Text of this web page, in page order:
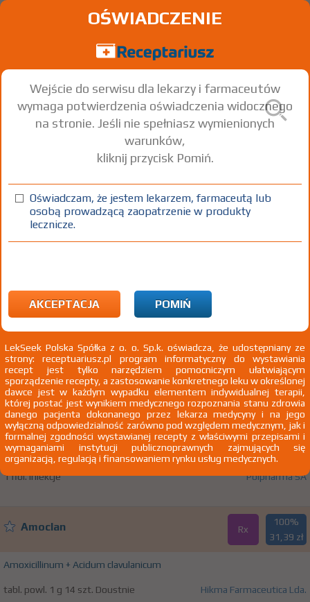
Znaleziono wyników:
H67 Zapalenie ucha środkowego w przebiegu chorób
sklasyfikowanych gdzie indziej
H67.0 Zapalenie ucha środkowego w przebiegu
chorób bakteryjnych sklasyfikowanych gdzie indziej
Biofazolin® Rx
100%
5,06 zł
Cefazolinum
inj. dom./doż. [prosz. do przyg. roztw.] 1 g
1 fiol. Iniekcje
Zakłady Farmaceutyczne
Polpharma SA
Amoclan Rx
100%
31,39 zł
Amoxicillinum + Acidum clavulanicum
tabl. powl. 1 g 14 szt. Doustnie Hikma Farmaceutica Lda.
OŚWIADCZENIE
Wejście do serwisu dla lekarzy i farmaceutów
wymaga potwierdzenia oświadczenia widocznego
na stronie. Jeśli nie spełniasz wymienionych
warunków,
kliknij przycisk Pomiń.
Oświadczam, że jestem lekarzem, farmaceutą lub
osobą prowadzącą zaopatrzenie w produkty
lecznicze.
AKCEPTACJA POMIŃ
LekSeek Polska Spółka z o. o. Sp.k. oświadcza, że udostępniany ze
strony: receptuariusz.pl program informatyczny do wystawiania
recept jest tylko narzędziem pomocniczym ułatwiającym
sporządzenie recepty, a zastosowanie konkretnego leku w określonej
dawce jest w każdym wypadku elementem indywidualnej terapii,
której postać jest wynikiem medycznego rozpoznania stanu zdrowia
danego pacjenta dokonanego przez lekarza medycyny i na jego
wyłączną odpowiedzialność zarówno pod względem medycznym, jak i
formalnej zgodności wystawianej recepty z właściwymi przepisami i
wymaganiami instytucji publicznoprawnych zajmujących się
organizacją, regulacją i finansowaniem rynku usług medycznych.